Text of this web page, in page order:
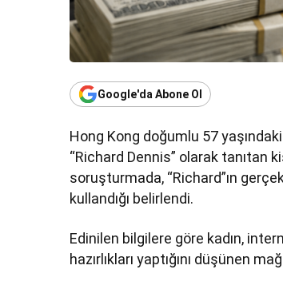
Google'da Abone Ol
Hong Kong doğumlu 57
“Richard Dennis” olarak tanıtan
soruşturmada, “Richard”ın
kullandığı belirlendi.
Edinilen bilgilere göre kadın,
hazırlıkları yaptığını düşünen